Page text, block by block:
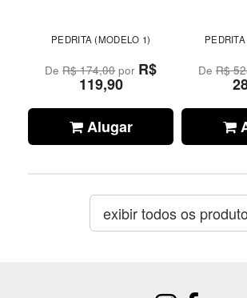
PEDRITA (MODELO 1)
DeR$ 174,00por R$
119,90
Alugar
DeR$
exibir todos os